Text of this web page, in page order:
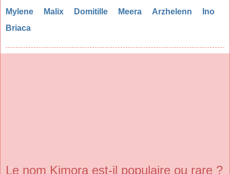
Mylene
Malix Domitille Meera Arzhelenn
Ino
Briaca
Le nom Kimora est-il populaire ou rare ?